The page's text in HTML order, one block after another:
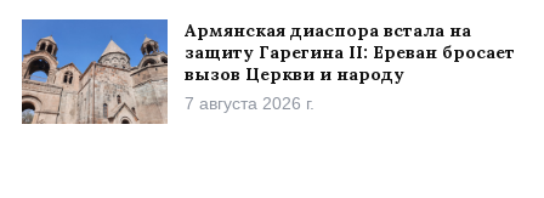
Армянская диаспора встала на
защиту Гарегина II: Ереван бросает
вызов Церкви и народу
7 августа 2026 г.